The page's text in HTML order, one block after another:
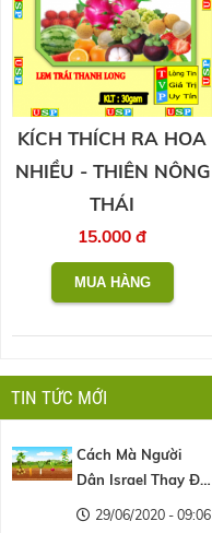
KÍCH THÍCH RA HOA
NHIỀU - THIÊN NÔNG
THÁI
15.000 đ
TIN TỨC MỚI
Cách Mà Người
Dân Israel Thay Đổi
Nền Nông Nghiệp
29/06/2020 - 09:06